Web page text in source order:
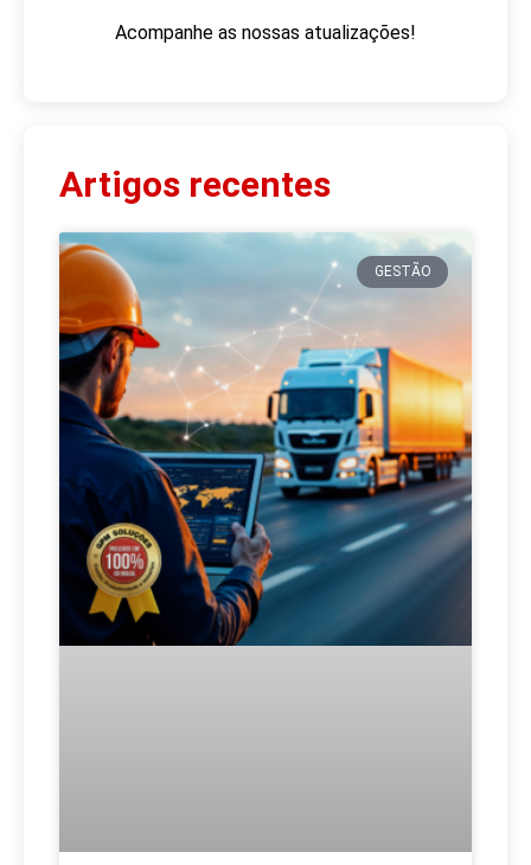
Acompanhe as nossas atualizações!
Artigos recentes
GESTÃO